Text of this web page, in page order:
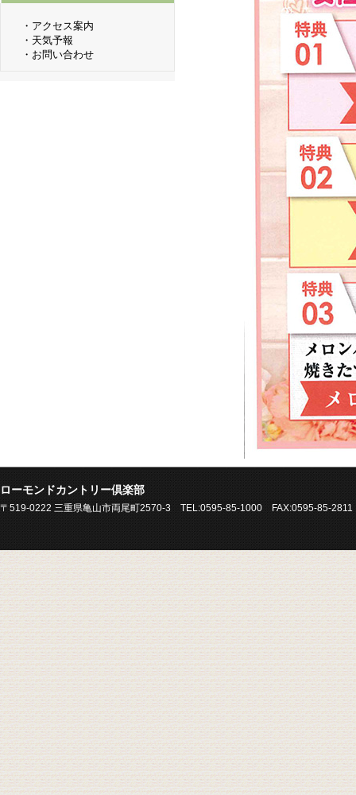
・ アクセス案内
・ 天気予報
・ お問い合わせ
ローモンドカントリー倶楽部
〒519-0222 三重県亀山市両尾町2570-3 TEL:0595-85-1000 FAX:0595-85-2811